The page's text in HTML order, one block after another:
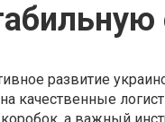
развитие
качественные